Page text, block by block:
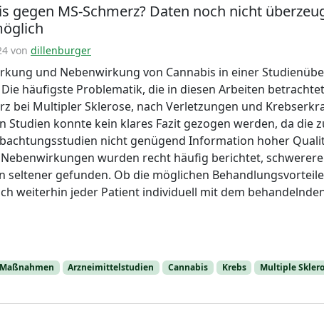
gegen MS-Schmerz? Daten noch nicht
von dillenburger
und Nebenwirkung von Cannabis in einer
häufigste Problematik, die in diesen Arbeiten
bei Multipler Sklerose, nach Verletzungen und
Studien konnte kein klares Fazit gezogen werden, da die
nicht genügend Information hoher
wurden recht häufig berichtet,
seltener gefunden. Ob die möglichen
weiterhin jeder Patient individuell mit dem
Arzneimittelstudien Cannabis Krebs Multiple